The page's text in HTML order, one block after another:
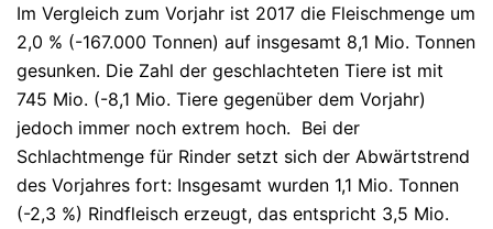
Im Vergleich zum Vorjahr ist 2017 die Fleischmenge um
2,0 % (-167.000 Tonnen) auf insgesamt 8,1 Mio. Tonnen
gesunken. Die Zahl der geschlachteten Tiere ist mit
745 Mio. (-8,1 Mio. Tiere gegenüber dem Vorjahr)
jedoch immer noch extrem hoch. Bei der
Schlachtmenge für Rinder setzt sich der Abwärtstrend
des Vorjahres fort: Insgesamt wurden 1,1 Mio. Tonnen
(-2,3 %) Rindfleisch erzeugt, das entspricht 3,5 Mio.